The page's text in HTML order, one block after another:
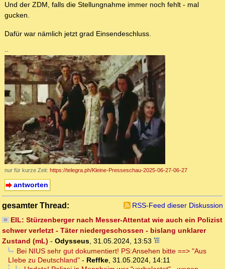
Und der ZDM, falls die Stellungnahme immer noch fehlt - mal
gucken.
Dafür war nämlich jetzt grad Einsendeschluss.
--
nur für kurze Zeit: https://telegra.ph/Kleine-Presseschau-2025-06-27-06-27
antworten
gesamter Thread:
RSS-Feed dieser Diskussion
EIL: Stürzenberger nach Messer-Attentat wie auch ein Polizist
schwer verletzt - Täter niedergeschossen - bislang unklarer
Zustand (mL) - Odysseus, 31.05.2024, 13:53
Bei NIUS sehr gut dokumentiert! PS:Ansehen bitte ==> "Aus
LIebe zu Deutschland" - Reffke, 31.05.2024, 14:11